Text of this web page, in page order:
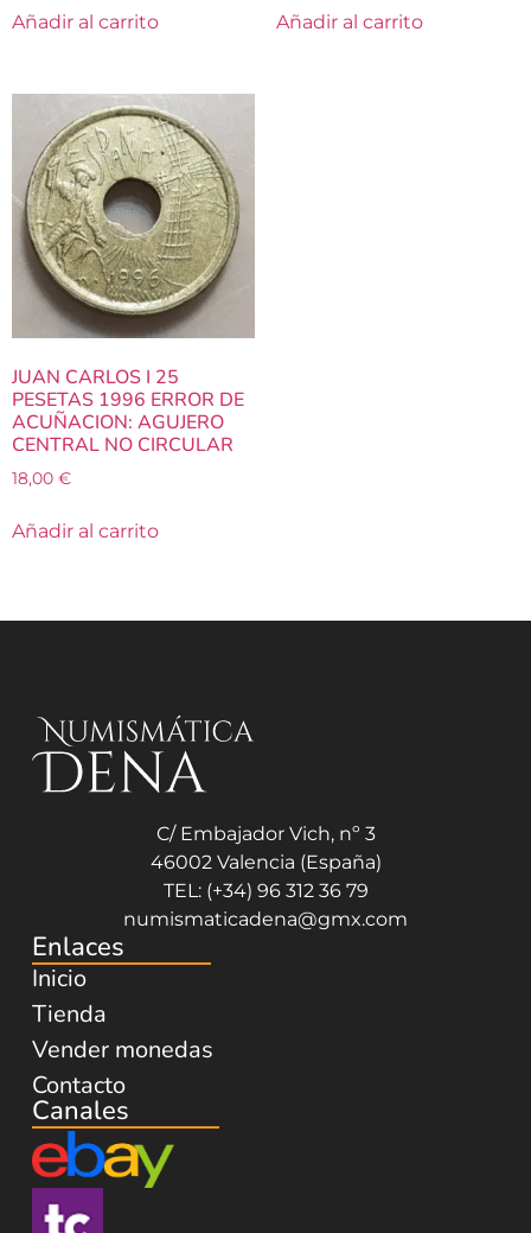
Añadir al carrito Añadir al carrito
JUAN CARLOS I 25
PESETAS 1996 ERROR DE
ACUÑACION: AGUJERO
CENTRAL NO CIRCULAR
18,00 €
Añadir al carrito
C/ Embajador Vich, nº 3
46002 Valencia (España)
TEL: (+34) 96 312 36 79
numismaticadena@gmx.com
Enlaces
Inicio
Tienda
Vender monedas
Contacto
Canales